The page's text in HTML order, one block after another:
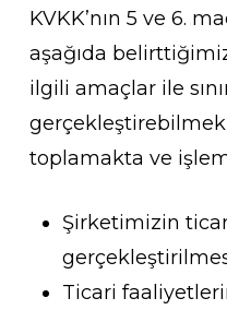
KVKK’nın 5 ve 6.
aşağıda
ilgili amaçlar ile
gerçekleştirebilmek
toplamakta ve
Şirketimizin
Ticari